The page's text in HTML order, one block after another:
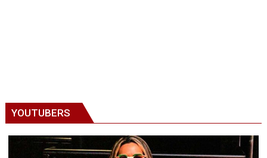
YOUTUBERS